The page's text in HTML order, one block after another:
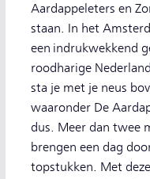
Aardappeleters en
staan. In het
een indrukwekkend
roodharige
sta je met je neus
waaronder De
dus. Meer dan twee
brengen een dag
topstukken. Met